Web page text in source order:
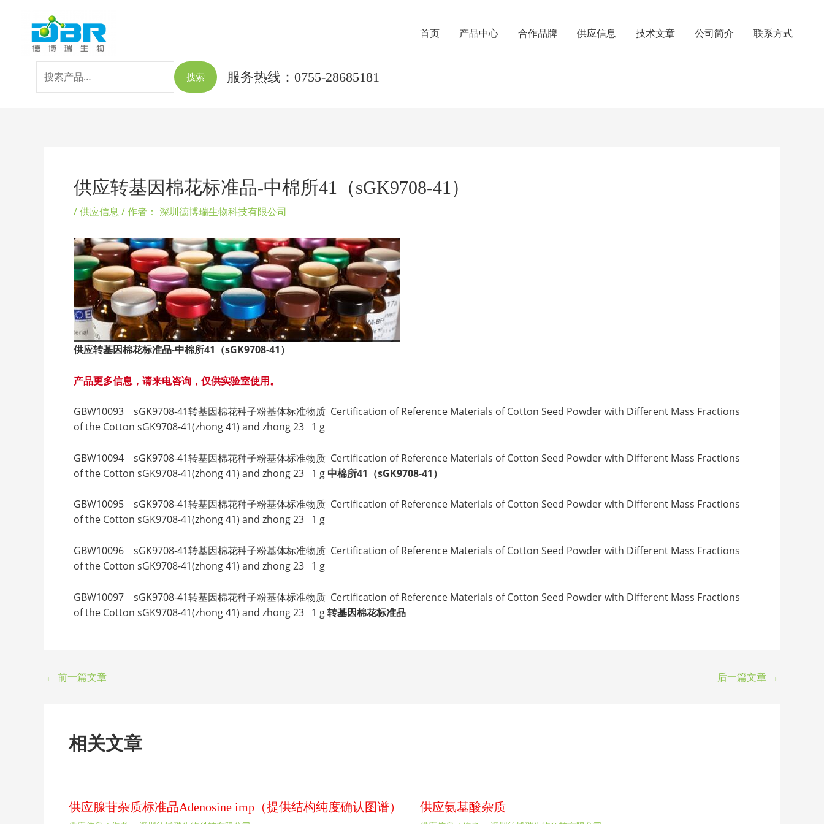
首页 产品中心 合作品牌 供应信息 技术文章 公司简介 联系方式
索：
搜索 服务热线：0755-28685181
供应转基因棉花标准品-中棉所41（sGK9708-41）
/供应信息 / 作者： 深圳德博瑞生物科技有限公司
供应转基因棉花标准品-中棉所41 （sGK9708-41）
产品更多信息，请来电咨询，仅供实验室使用。
GBW10093 sGK9708-41转基因棉花种子粉基体标准物质 Certification of Reference Materials of Cotton Seed Powder with Different Mass Fractions
of the Cotton sGK9708-41(zhong 41) and zhong 23 1 g
GBW10094 sGK9708-41转基因棉花种子粉基体标准物质 Certification of Reference Materials of Cotton Seed Powder with Different Mass Fractions
of the Cotton sGK9708-41(zhong 41) and zhong 23 1 g 中棉所41（sGK9708-41）
GBW10095 sGK9708-41转基因棉花种子粉基体标准物质 Certification of Reference Materials of Cotton Seed Powder with Different Mass Fractions
of the Cotton sGK9708-41(zhong 41) and zhong 23 1 g
GBW10096 sGK9708-41转基因棉花种子粉基体标准物质 Certification of Reference Materials of Cotton Seed Powder with Different Mass Fractions
of the Cotton sGK9708-41(zhong 41) and zhong 23 1 g
GBW10097 sGK9708-41转基因棉花种子粉基体标准物质 Certification of Reference Materials of Cotton Seed Powder with Different Mass Fractions
of the Cotton sGK9708-41(zhong 41) and zhong 23 1 g转基因棉花标准品
← 前一篇文章 后一篇文章 →
相关文章
供应腺苷杂质标准品Adenosine imp（提供结构纯度确认图谱） 供应氨基酸杂质